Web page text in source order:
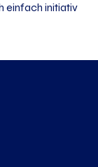
einfach initiativ